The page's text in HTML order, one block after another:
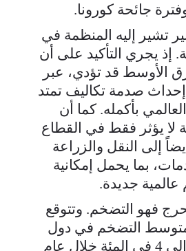
تشير إليه المنظمة في
إذ يجري التأكيد على أن
الأوسط قد تؤدي، عبر
إحداث صدمة تكاليف تمتد
العالمي بأكمله. كما أن
لا يؤثر فقط في القطاع
إلى النقل والزراعة
بما يحمل إمكانية
جديدة.
فهو التضخم. وتتوقع
متوسط التضخم في دول
مجموعة العشرين إلى 4 في المئة خلال عام